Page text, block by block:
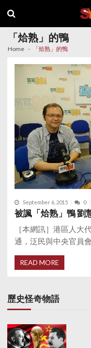
navigation
content
「烚熟」的鴨
Home 「烚熟」的鴨
September 6, 2015 0
被諷「烚熟」鴨 劉
［本網訊］港區人大
通，泛民與中央官員
READ MORE
歷史怪奇物語